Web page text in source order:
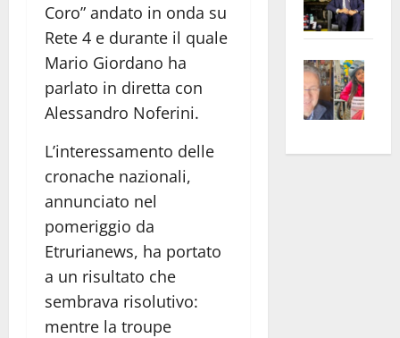
Coro” andato in onda su
Rete 4 e durante il quale
Mario Giordano ha
parlato in diretta con
Alessandro Noferini.
L’interessamento delle
cronache nazionali,
annunciato nel
pomeriggio da
Etrurianews, ha portato
a un risultato che
sembrava risolutivo:
mentre la troupe
euro
apre